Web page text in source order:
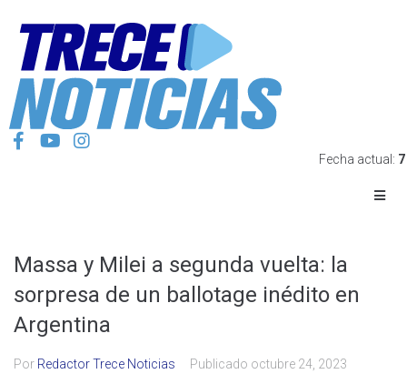
Fecha actual:
Massa y Milei a segunda vuelta: la
sorpresa de un ballotage inédito en
Argentina
Por Redactor Trece Noticias Publicado octubre 24, 2023